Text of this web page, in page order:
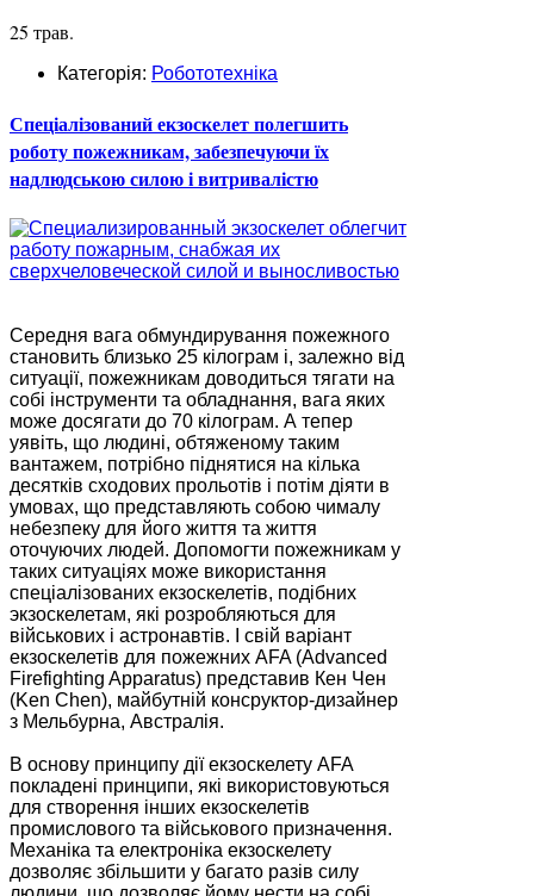
25 трав.
Категорія: Робототехніка
Спеціалізований екзоскелет полегшить
роботу пожежникам, забезпечуючи їх
надлюдською силою і витривалістю
Середня вага обмундирування пожежного
становить близько 25 кілограм і, залежно від
ситуації, пожежникам доводиться тягати на
собі інструменти та обладнання, вага яких
може досягати до 70 кілограм. А тепер
уявіть, що людині, обтяженому таким
вантажем, потрібно піднятися на кілька
десятків сходових прольотів і потім діяти в
умовах, що представляють собою чималу
небезпеку для його життя та життя
оточуючих людей. Допомогти пожежникам у
таких ситуаціях може використання
спеціалізованих екзоскелетів, подібних
экзоскелетам, які розробляються для
військових і астронавтів. І свій варіант
екзоскелетів для пожежних AFA (Advanced
Firefighting Apparatus) представив Кен Чен
(Ken Chen), майбутній консруктор-дизайнер
з Мельбурна, Австралія.
В основу принципу дії екзоскелету AFA
покладені принципи, які використовуються
для створення інших екзоскелетів
промислового та військового призначення.
Механіка та електроніка екзоскелету
дозволяє збільшити у багато разів силу